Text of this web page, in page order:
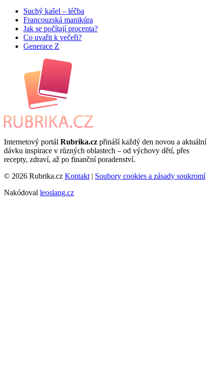
Suchý kašel – léčba
Francouzská manikúra
Jak se počítají procenta?
Co uvařit k večeři?
Generace Z
Internetový portál Rubrika.cz přináší každý den novou a aktuální
dávku inspirace v různých oblastech – od výchovy dětí, přes
recepty, zdraví, až po finanční poradenství.
© 2026 Rubrika.cz Kontakt | Soubory cookies a zásady soukromí
Nakódoval leoslang.cz